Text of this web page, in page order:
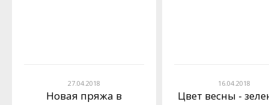
27.04.2018
Новая пряжа в
16.04.2018
Цвет весны -